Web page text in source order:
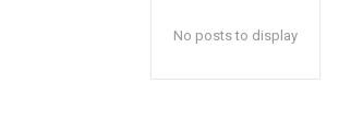
No posts to display